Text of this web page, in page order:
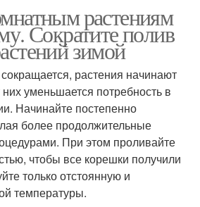
растениям
Сократите полив
зимой
растения начинают
уменьшается потребность в
Начинайте постепенно
более продолжительные
При этом проливайте
чтобы все корешки получили
только отстоянную и
температуры.